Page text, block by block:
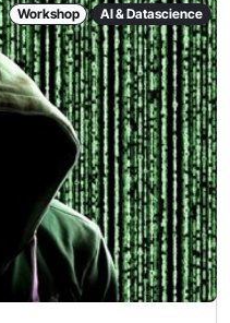
Workshop AI & Datascience